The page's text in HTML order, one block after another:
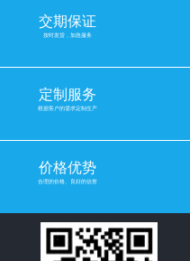
丝杠还是梯形丝...
适的丝杆...
否越大越准！
要，如何...
D1238...
速率（...
使用
固体采用...
测试仪操作使用...
交期保证
按时发货，加急服务
定制服务
根据客户的需求定制生产
价格优势
合理的价格、良好的信誉